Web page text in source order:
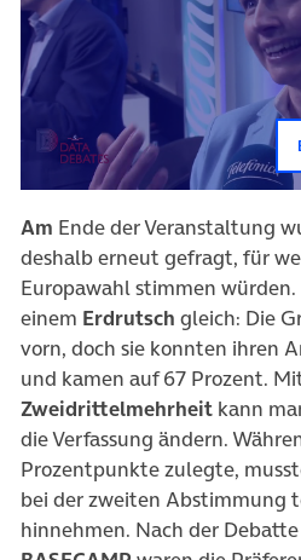
Am Ende der Veranstaltung
deshalb erneut gefragt, für
Europawahl stimmen würden.
einem Erdrutsch gleich: Die
vorn, doch sie konnten ihren
und kamen auf 67 Prozent.
Zweidrittelmehrheit kann
die Verfassung ändern.
Prozentpunkte zulegte,
bei der zweiten Abstimmung
hinnehmen. Nach der